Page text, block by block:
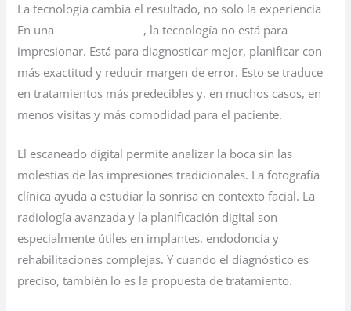
La tecnología cambia el resultado, no solo la experiencia
En una
, la tecnología no está para
impresionar. Está para diagnosticar mejor, planificar con
más exactitud y reducir margen de error. Esto se traduce
en tratamientos más predecibles y, en muchos casos, en
menos visitas y más comodidad para el paciente.
El escaneado digital permite analizar la boca sin las
molestias de las impresiones tradicionales. La fotografía
clínica ayuda a estudiar la sonrisa en contexto facial. La
radiología avanzada y la planificación digital son
especialmente útiles en implantes, endodoncia y
rehabilitaciones complejas. Y cuando el diagnóstico es
preciso, también lo es la propuesta de tratamiento.